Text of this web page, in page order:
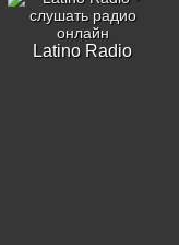
Latino Radio